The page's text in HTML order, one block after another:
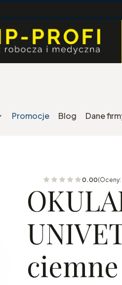
Promocje Blog Dane
0.00
ciemne